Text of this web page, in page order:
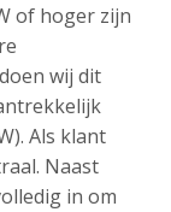
of hoger zijn
wij dit
Als klant
Naast
in om